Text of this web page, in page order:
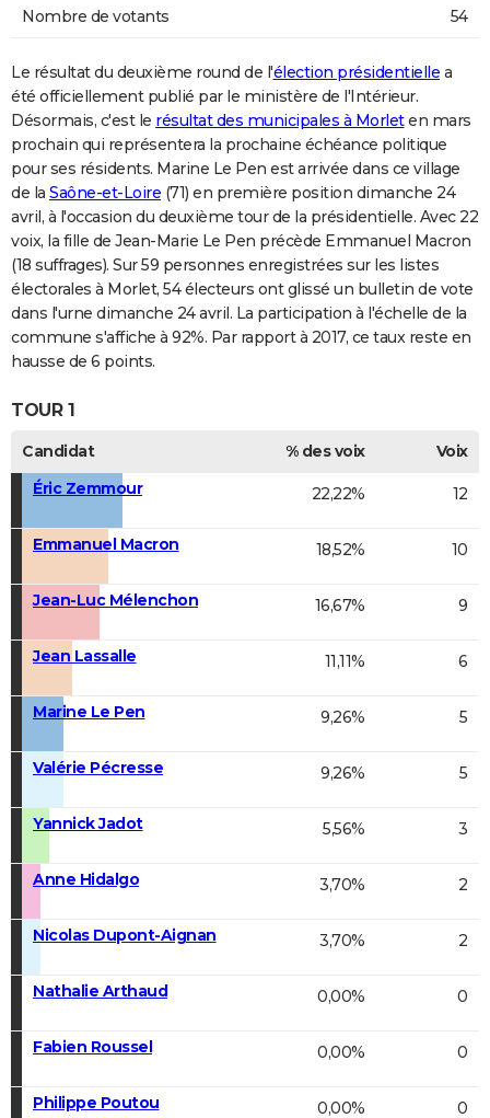
Nombre de votants 54
Le résultat du deuxième round de l'élection présidentielle a
été officiellement publié par le ministère de l'Intérieur.
Désormais, c'est le résultat des municipales à Morleten mars
prochain qui représentera la prochaine échéance politique
pour ses résidents. Marine Le Pen est arrivée dans ce village
de la Saône-et-Loire (71) en première position dimanche 24
avril, à l'occasion du deuxième tour de la présidentielle. Avec 22
voix, la fille de Jean-Marie Le Pen précède Emmanuel Macron
(18 suffrages). Sur 59 personnes enregistrées sur les listes
électorales à Morlet, 54 électeurs ont glissé un bulletin de vote
dans l'urne dimanche 24 avril. La participation à l'échelle de la
commune s'affiche à 92%. Par rapport à 2017, ce taux reste en
hausse de 6 points.
TOUR 1
Candidat % des voix
Voix
Éric Zemmour
22,22% 12
Emmanuel Macron 18,52% 10
Jean-Luc Mélenchon 16,67% 9
Jean Lassalle 11,11% 6
Marine Le Pen 9,26% 5
Valérie Pécresse 9,26% 5
Yannick Jadot 5,56% 3
Anne Hidalgo 3,70% 2
Nicolas Dupont-Aignan 3,70% 2
Nathalie Arthaud 0,00% 0
Fabien Roussel 0,00% 0
Philippe Poutou 0,00% 0